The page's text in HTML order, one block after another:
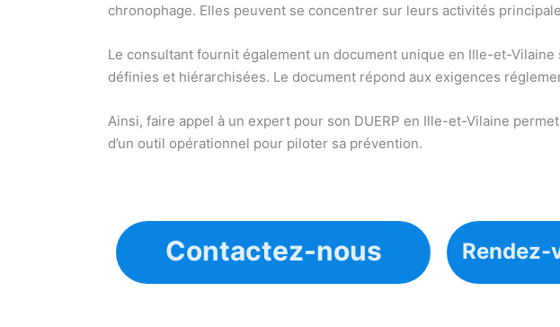
chronophage. Elles peuvent se concentrer sur leurs activités
Le consultant fournit également un document unique en Ille-et-
définies et hiérarchisées. Le document répond aux exigences
Ainsi, faire appel à un expert pour son DUERP en Ille-et-Vilaine
d’un outil opérationnel pour piloter sa prévention.
Contactez-nous Rendez-